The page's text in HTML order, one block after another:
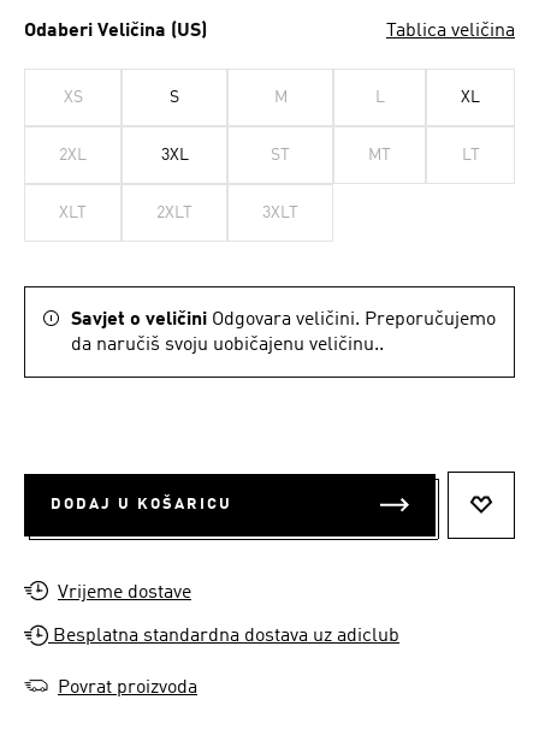
Odaberi Veličina (US) Tablica veličina
XS S M L XL
2XL 3XL ST MT LT
XLT 2XLT 3XLT
Savjet o veličini Odgovara veličini. Preporučujemo
da naručiš svoju uobičajenu veličinu..
DODAJ U KOŠARICU
Vrijeme dostave
Besplatna standardna dostava uz adiclub
Povrat proizvoda